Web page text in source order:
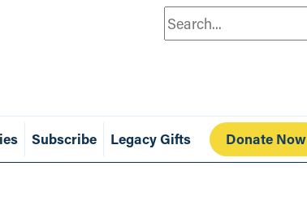
Search
Subscribe Legacy Gifts Donate Now